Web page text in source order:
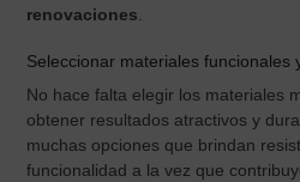
renovaciones
Seleccionar materiales funcionales
No hace falta elegir los materiales
obtener resultados atractivos y
muchas opciones que brindan
funcionalidad a la vez que